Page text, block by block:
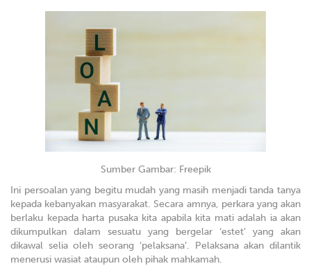
Sumber Gambar: Freepik
Ini persoalan yang begitu mudah yang masih menjadi tanda tanya
kepada kebanyakan masyarakat. Secara amnya, perkara yang akan
berlaku kepada harta pusaka kita apabila kita mati adalah ia akan
dikumpulkan dalam sesuatu yang bergelar ‘estet’ yang akan
dikawal selia oleh seorang ‘pelaksana’. Pelaksana akan dilantik
menerusi wasiat ataupun oleh pihak mahkamah.